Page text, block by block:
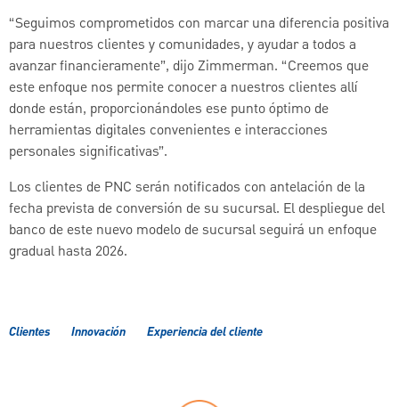
“Seguimos comprometidos con marcar una diferencia positiva
para nuestros clientes y comunidades, y ayudar a todos a
avanzar financieramente”, dijo Zimmerman. “Creemos que
este enfoque nos permite conocer a nuestros clientes allí
donde están, proporcionándoles ese punto óptimo de
herramientas digitales convenientes e interacciones
personales significativas”.
Los clientes de PNC serán notificados con antelación de la
fecha prevista de conversión de su sucursal. El despliegue del
banco de este nuevo modelo de sucursal seguirá un enfoque
gradual hasta 2026.
Clientes Innovación Experiencia del cliente